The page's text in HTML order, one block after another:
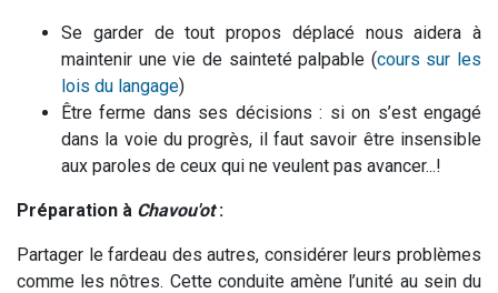
Se garder de tout propos déplacé nous aidera à
maintenir une vie de sainteté palpable (cours sur les
lois du langage)
Être ferme dans ses décisions : si on s’est engagé
dans la voie du progrès, il faut savoir être insensible
aux paroles de ceux qui ne veulent pas avancer...!
Préparation à Chavou'ot:
Partager le fardeau des autres, considérer leurs problèmes
comme les nôtres. Cette conduite amène l’unité au sein du